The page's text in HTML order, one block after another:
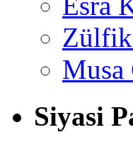
Musa
Siyasi